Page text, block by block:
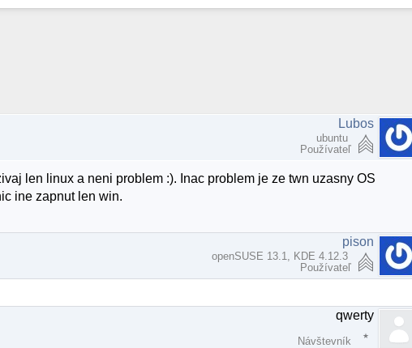
Lubos
ubuntu
Používateľ
len linux a neni problem :). Inac problem je ze twn uzasny OS
ine zapnut len win.
pison
openSUSE 13.1, KDE 4.12.3
Používateľ
qwerty
Návštevník